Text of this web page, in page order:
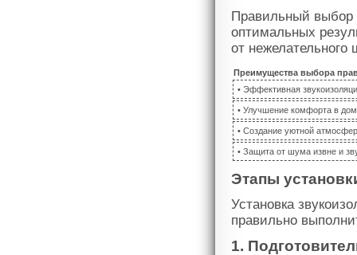
Правильный выбор
оптимальных
от
Преимущества выбора
• Эффективная
• Улучшение комфорта в
• Создание уютной
• Защита от шума извне и
Этапы
Установка
правильно
1.